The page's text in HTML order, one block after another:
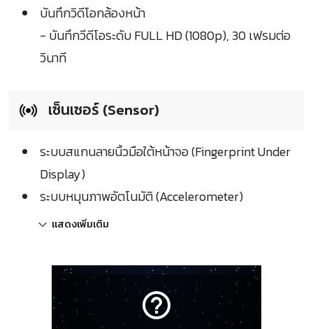
บันทึกวิดีโอกล้องหน้า
- บันทึกวีดีโอระดับ FULL HD (1080p), 30 เฟรมต่อ
วินาที
เซ็นเซอร์ (Sensor)
ระบบสแกนลายนิ้วมือใต้หน้าจอ (Fingerprint Under
Display)
ระบบหมุนภาพอัตโนมัติ (Accelerometer)
แสดงเพิ่มเติม
help_outline